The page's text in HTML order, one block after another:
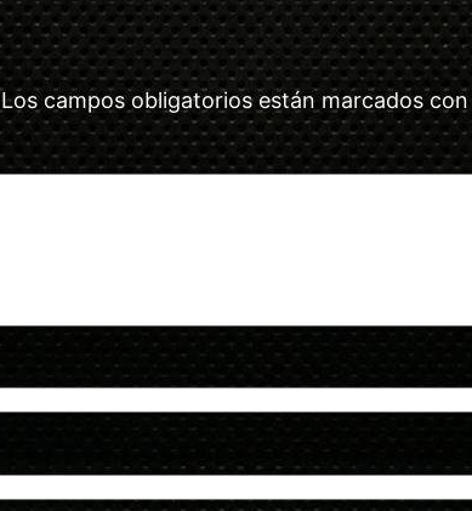
Los campos obligatorios están marcados